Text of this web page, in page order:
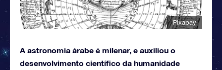
Pixabay
A astronomia árabe é milenar, e auxiliou o
desenvolvimento científico da humanidade